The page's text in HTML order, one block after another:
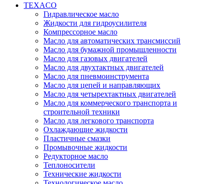
TEXACO
Гидравлическое масло
Жидкости для гидроусилителя
Компрессорное масло
Масло для автоматических трансмиссий
Масло для бумажной промышленности
Масло для газовых двигателей
Масло для двухтактных двигателей
Масло для пневмоинструмента
Масло для цепей и направляющих
Масло для четырехтактных двигателей
Масло для коммерческого транспорта и
строительной техники
Масло для легкового транспорта
Охлаждающие жидкости
Пластичные смазки
Промывочные жидкости
Редукторное масло
Теплоносители
Технические жидкости